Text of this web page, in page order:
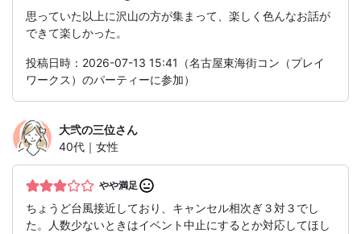
思っていた以上に沢山の方が集まって、楽しく色んなお話が
できて楽しかった。
投稿日時：2026-07-13 15:41（名古屋東海街コン（プレイ
ワークス）のパーティーに参加）
大弐の三位さん
40代｜女性
やや満足
ちょうど台風接近しており、キャンセル相次ぎ３対３でし
た。人数少ないときはイベント中止にするとか対応してほし